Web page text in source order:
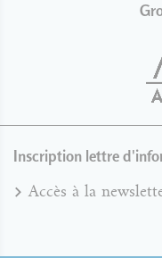
Inscription lettre
Accès à la